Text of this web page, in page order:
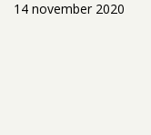
14 november 2020